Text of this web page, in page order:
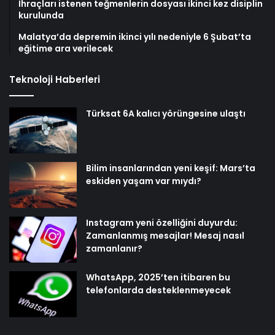
İhraçları istenen teğmenlerin dosyası ikinci kez disiplin
kurulunda
Malatya’da depremin ikinci yılı nedeniyle 6 Şubat’ta
eğitime ara verilecek
Teknoloji Haberleri
Türksat 6A kalıcı yörüngesine ulaştı
Bilim insanlarından yeni keşif: Mars’ta
eskiden yaşam var mıydı?
Instagram yeni özelliğini duyurdu:
Zamanlanmış mesajlar! Mesaj nasıl
zamanlanır?
WhatsApp, 2025’ten itibaren bu
telefonlarda desteklenmeyecek